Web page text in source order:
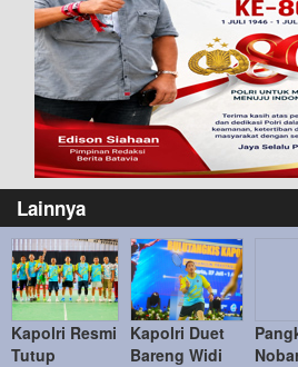
Lainnya
Kapolri Resmi
Tutup
Kapolri Duet
Bareng Widi